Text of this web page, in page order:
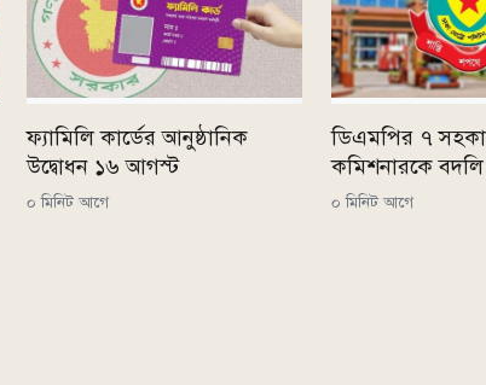
ফ্যামিলি কার্ডের আনুষ্ঠানিক
উদ্বোধন ১৬ আগস্ট
০ মিনিট আগে
ডিএমপির ৭
কমিশনারকে বদলি
০ মিনিট আগে